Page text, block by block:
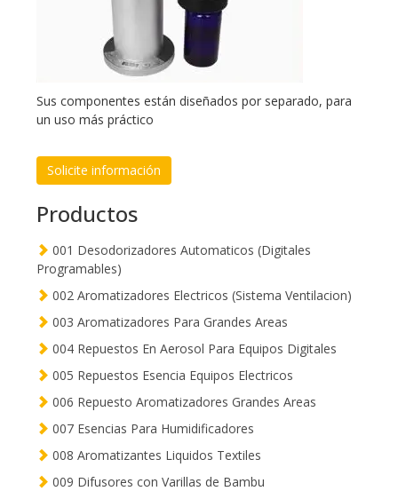
Sus componentes están diseñados por separado, para
un uso más práctico
Solicite información
Productos
001 Desodorizadores Automaticos (Digitales
Programables)
002 Aromatizadores Electricos (Sistema Ventilacion)
003 Aromatizadores Para Grandes Areas
004 Repuestos En Aerosol Para Equipos Digitales
005 Repuestos Esencia Equipos Electricos
006 Repuesto Aromatizadores Grandes Areas
007 Esencias Para Humidificadores
008 Aromatizantes Liquidos Textiles
009 Difusores con Varillas de Bambu